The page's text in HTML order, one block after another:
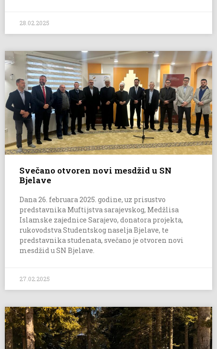
28.02.2025
Svečano otvoren novi mesdžid u SN
Bjelave
Dana 26. februara 2025. godine, uz prisustvo
predstavnika Muftijstva sarajevskog, Medžlisa
Islamske zajednice Sarajevo, donatora projekta,
rukovodstva Studentskog naselja Bjelave, te
predstavnika studenata, svečano je otvoren novi
mesdžid u SN Bjelave.
27.02.2025